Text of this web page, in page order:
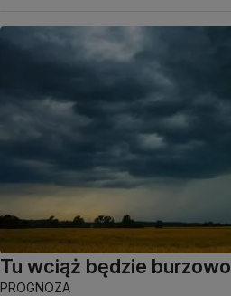
Tu wciąż będzie burzowo
PROGNOZA